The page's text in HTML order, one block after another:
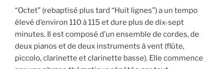
“Octet” (rebaptisé plus tard “Huit lignes”) a un tempo
élevé d’environ 110 à 115 et dure plus de dix-sept
minutes. Il est composé d’un ensemble de cordes, de
deux pianos et de deux instruments à vent (flûte,
piccolo, clarinette et clarinette basse). Elle commence